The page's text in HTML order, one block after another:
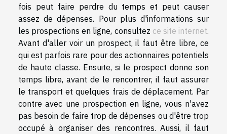
fois peut faire perdre du temps et peut causer
assez de dépenses. Pour plus d'informations sur
les prospections en ligne, consultez ce site internet.
Avant d'aller voir un prospect, il faut être libre, ce
qui est parfois rare pour des actionnaires potentiels
de haute classe. Ensuite, si le prospect donne son
temps libre, avant de le rencontrer, il faut assurer
le transport et quelques frais de déplacement. Par
contre avec une prospection en ligne, vous n'avez
pas besoin de faire trop de dépenses ou d'être trop
occupé à organiser des rencontres. Aussi, il faut